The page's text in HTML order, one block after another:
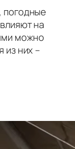
погодные
на
можно
из них –